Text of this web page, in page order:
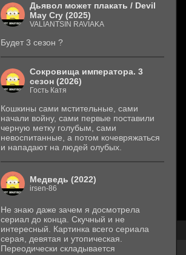
Дьявол может плакать / Devil
May Cry (2025)
VALIANTSIN RAVIAKA
Будет 3 сезон ?
Сокровища императора. 3
сезон (2026)
Гость Катя
Кошкины сами мстительные, сами
начали войну, сами первые поставили
черную метку голубым, сами
невоспитанные, а потом кочевряжаться
и нападают на людей олубых.
Медведь (2022)
irsen-86
Не знаю даже зачем я досмотрела
сериал до конца. Скучный и не
интересный. Картинка всего сериала
серая, девятая и утопическая.
Переодически складывается